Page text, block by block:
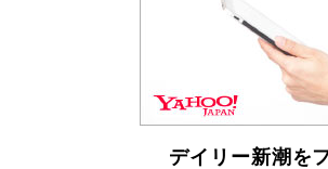
デイリー新潮を